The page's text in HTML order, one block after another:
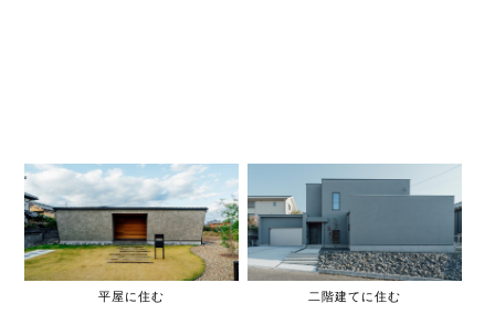
平屋に住む 二階建てに住む